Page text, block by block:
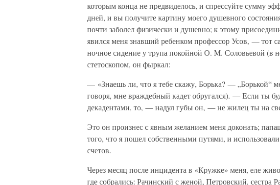
которым конца не предвиделось, и спрессуйте сумму
дней, и вы получите картину моего душевного
почти заболел физически и душевно; к этому
явился меня знавший ребенком профессор Усов, — тот
ночное сидение у трупа покойной О. М. Соловьевой (в
стетоскопом, он фыркал:
— «Знаешь ли, что я тебе скажу, Борька? — „Борькой“
говоря, мне враждебный кадет обругался). — Если ты
декадентами, то, — надул губы он, — не жилец ты на
Это он произнес с явным желанием меня доконать;
того, что я пошел собственными путями, и
счетов.
Через месяц после инцидента в «Кружке» меня, еле
где собрались: Рачинский с женой, Петровский, сестра